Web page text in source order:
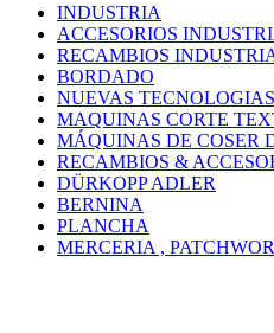
INDUSTRIA
ACCESORIOS
RECAMBIOS
BORDADO
NUEVAS TECNOLOGIAS
MAQUINAS CORTE
MÁQUINAS DE COSER
RECAMBIOS &
DÜRKOPP ADLER
BERNINA
PLANCHA
MERCERIA ,